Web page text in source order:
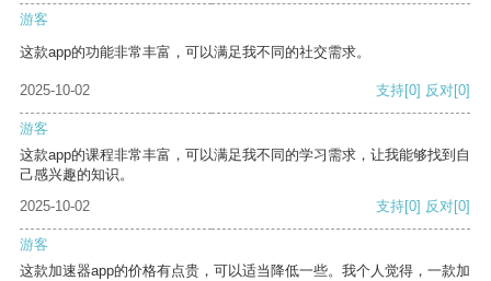
游客
这款app的功能非常丰富，可以满足我不同的社交需求。
2025-10-02 支持[0] 反对[0]
游客
这款app的课程非常丰富，可以满足我不同的学习需求，让我能够找到自
己感兴趣的知识。
2025-10-02
支持[0] 反对[0]
游客
这款加速器app的价格有点贵，可以适当降低一些。我个人觉得，一款加